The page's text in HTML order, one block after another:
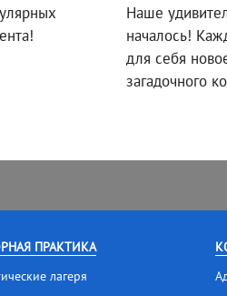
Наше
началось!
для себя
загадочного
ПРАКТИКА
лагеря